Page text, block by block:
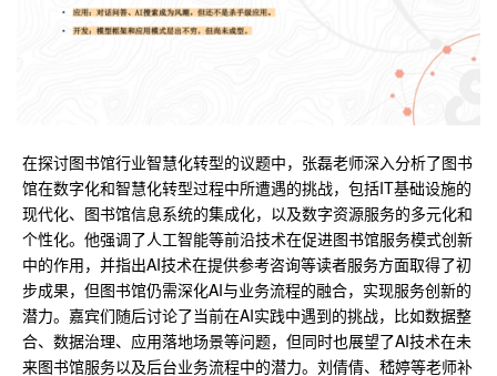
在探讨图书馆行业智慧化转型的议题中，张磊老师深入分析了图书
馆在数字化和智慧化转型过程中所遭遇的挑战，包括IT基础设施的
现代化、图书馆信息系统的集成化，以及数字资源服务的多元化和
个性化。他强调了人工智能等前沿技术在促进图书馆服务模式创新
中的作用，并指出AI技术在提供参考咨询等读者服务方面取得了初
步成果，但图书馆仍需深化AI与业务流程的融合，实现服务创新的
潜力。嘉宾们随后讨论了当前在AI实践中遇到的挑战，比如数据整
合、数据治理、应用落地场景等问题，但同时也展望了AI技术在未
来图书馆服务以及后台业务流程中的潜力。刘倩倩、嵇婷等老师补